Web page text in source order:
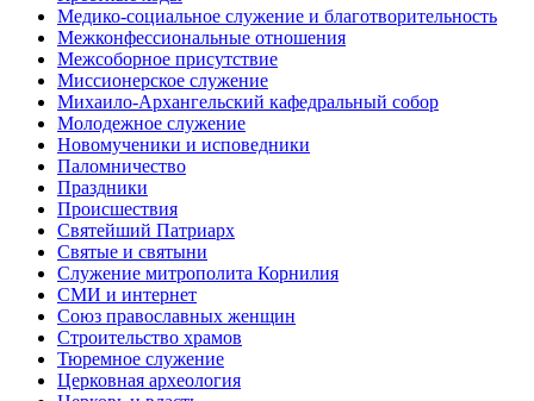
Медико-социальное служение и благотворительность
Межконфессиональные отношения
Межсоборное присутствие
Миссионерское служение
Михаило-Архангельский кафедральный собор
Молодежное служение
Новомученики и исповедники
Паломничество
Праздники
Происшествия
Святейший Патриарх
Святые и святыни
Служение митрополита Корнилия
СМИ и интернет
Союз православных женщин
Строительство храмов
Тюремное служение
Церковная археология